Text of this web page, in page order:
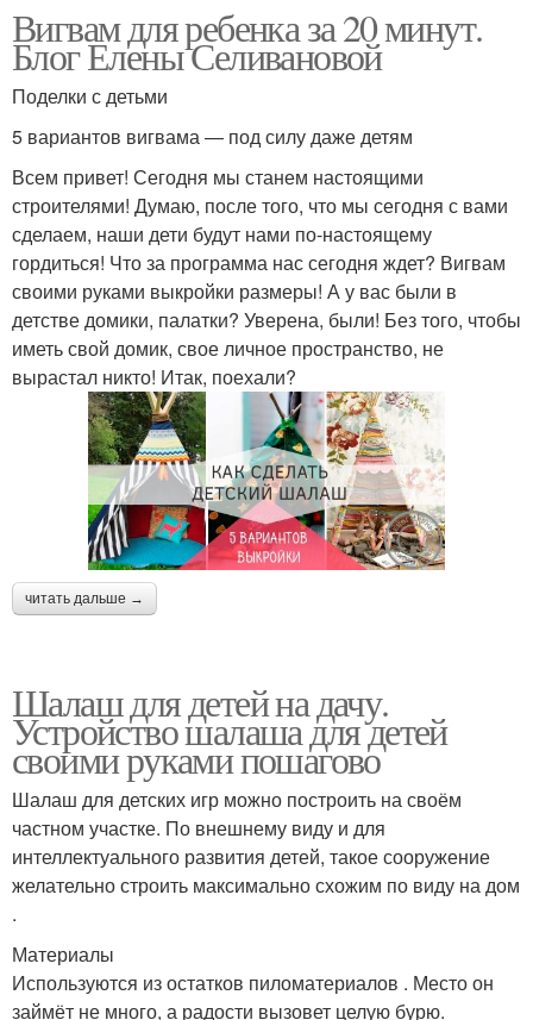
Вигвам для ребенка за 20 минут.
Блог Елены Селивановой
Поделки с детьми
5 вариантов вигвама — под силу даже детям
Всем привет! Сегодня мы станем настоящими
строителями! Думаю, после того, что мы сегодня с вами
сделаем, наши дети будут нами по-настоящему
гордиться! Что за программа нас сегодня ждет? Вигвам
своими руками выкройки размеры! А у вас были в
детстве домики, палатки? Уверена, были! Без того, чтобы
иметь свой домик, свое личное пространство, не
вырастал никто! Итак, поехали?
читать дальше →
Шалаш для детей на дачу.
Устройство шалаша для детей
своими руками пошагово
Шалаш для детских игр можно построить на своём
частном участке. По внешнему виду и для
интеллектуального развития детей, такое сооружение
желательно строить максимально схожим по виду на дом
.
Материалы
Используются из остатков пиломатериалов . Место он
займёт не много, а радости вызовет целую бурю.